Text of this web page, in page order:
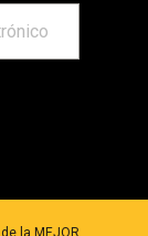
la MEJOR